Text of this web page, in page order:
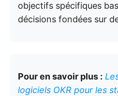
objectifs spécifiques
décisions fondées sur
Pour en savoir plus :
logiciels OKR pour les